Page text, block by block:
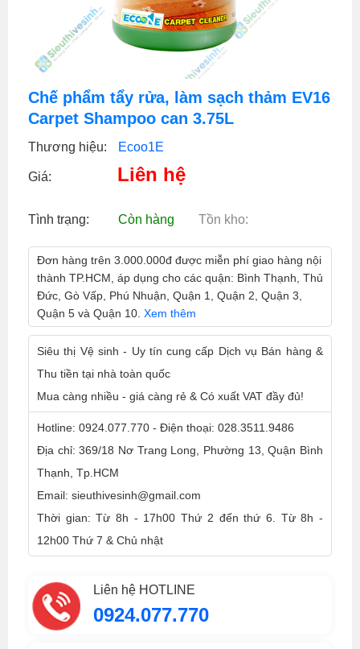
Chế phẩm tẩy rửa, làm sạch thảm EV16
Carpet Shampoo can 3.75L
Thương hiệu: Ecoo1E
Giá: Liên hệ
Tình trạng: Còn hàng Tồn kho:
Đơn hàng trên 3.000.000đ được miễn phí giao hàng nội
thành TP.HCM, áp dụng cho các quận: Bình Thạnh, Thủ
Đức, Gò Vấp, Phú Nhuận, Quận 1, Quận 2, Quận 3,
Quận 5 và Quận 10. Xem thêm
Siêu thị Vệ sinh - Uy tín cung cấp Dịch vụ Bán hàng &
Thu tiền tại nhà toàn quốc
Mua càng nhiều - giá càng rẻ & Có xuất VAT đầy đủ!
Hotline: 0924.077.770 - Điện thoại: 028.3511.9486
Địa chỉ: 369/18 Nơ Trang Long, Phường 13, Quận Bình
Thạnh, Tp.HCM
Email: sieuthivesinh@gmail.com
Thời gian: Từ 8h - 17h00 Thứ 2 đến thứ 6. Từ 8h -
12h00 Thứ 7 & Chủ nhật
Liên hệ HOTLINE
0924.077.770